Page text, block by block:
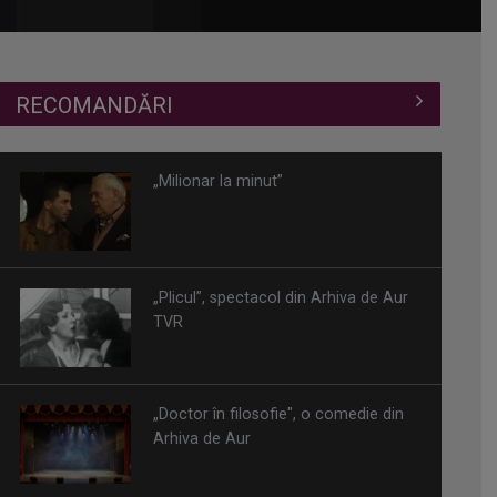
RECOMANDĂRI
„Milionar la minut”
„Plicul”, spectacol din Arhiva de Aur
TVR
„Doctor în filosofie", o comedie din
Arhiva de Aur